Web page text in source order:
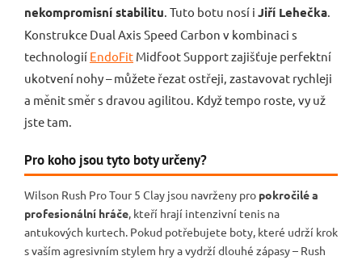
nekompromisní stabilitu . Tuto botu nosí i Jiří Lehečka
Konstrukce Dual Axis Speed Carbon v kombinaci s
technologií EndoFit Midfoot Support zajišťuje perfektní
ukotvení nohy – můžete řezat ostřeji, zastavovat rychleji
a měnit směr s dravou agilitou. Když tempo roste, vy už
jste tam.
Pro koho jsou tyto boty určeny?
Wilson Rush Pro Tour 5 Clay jsou navrženy pro pokročilé a
profesionální hráče, kteří hrají intenzivní tenis na
antukových kurtech. Pokud potřebujete boty, které udrží krok
s vaším agresivním stylem hry a vydrží dlouhé zápasy – Rush